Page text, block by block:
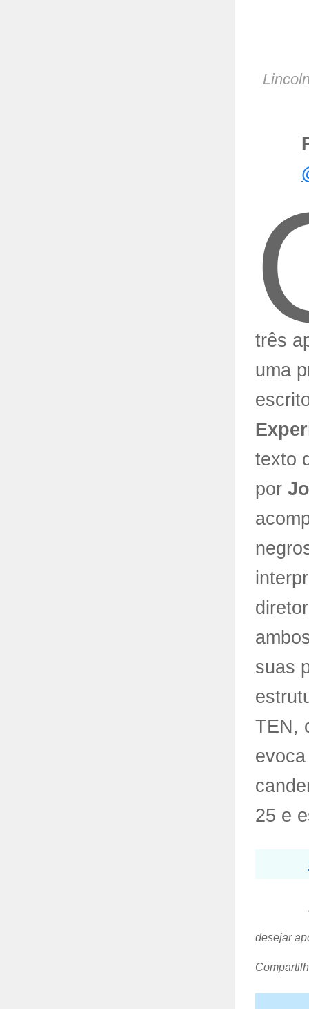
três
uma
texto
por
suas
TEN,
25 e
desejar